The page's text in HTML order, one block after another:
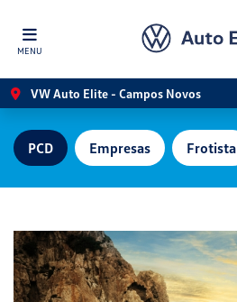
MENU
VW Auto Elite - Campos Novos
Empresas Frotista
PCD